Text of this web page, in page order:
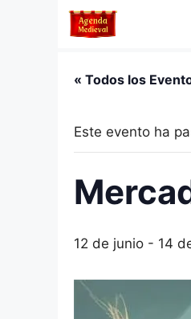
« Todos los
Este evento ha
12 de junio - 14